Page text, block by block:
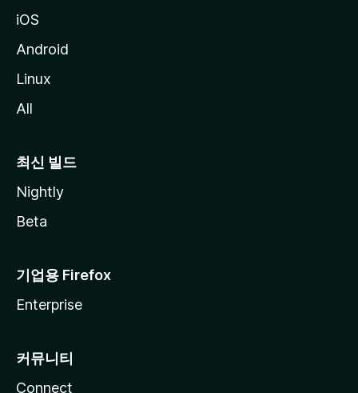
iOS
Android
Linux
All
최신 빌드
Nightly
Beta
기업용 Firefox
Enterprise
커뮤니티
Connect